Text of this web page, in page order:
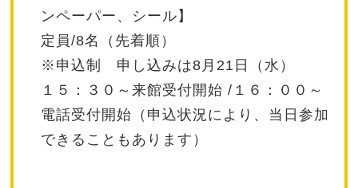
ンペーパー、シール】
定員/8名（先着順）
※申込制 申し込みは8月21日（水）
１５：３０～来館受付開始 /１６：００～
電話受付開始（申込状況により、当日参加
できることもあります）